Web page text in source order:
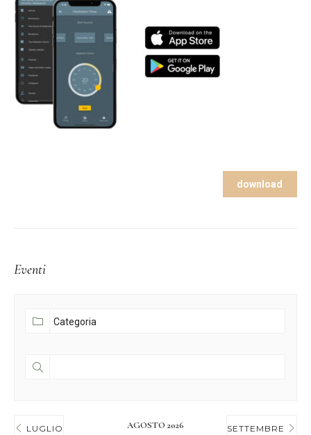
download
Eventi
LUGLIO AGOSTO 2026 SETTEMBRE